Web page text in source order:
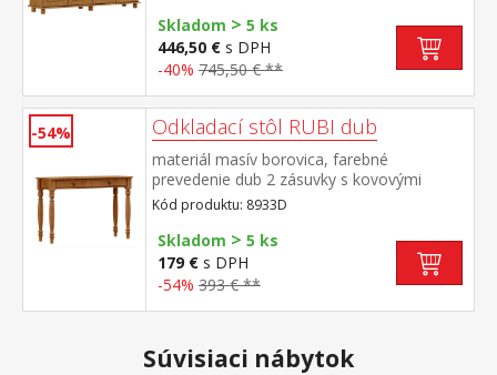
Skladom > 5 ks
446,50 € s DPH
-40% 745,50 € **
-54% Odkladací stôl RUBI dub
materiál masív borovica, farebné
prevedenie dub 2 zásuvky s kovovými
pojazdmi
Kód produktu: 8933D
Skladom > 5 ks
179 € s DPH
-54% 393 € **
Súvisiaci nábytok